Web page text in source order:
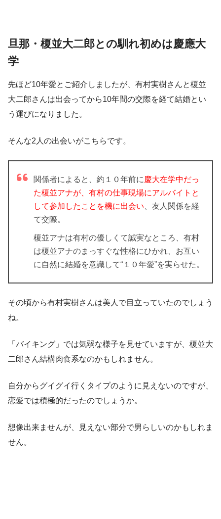
旦那・榎並大二郎との馴れ初めは慶應大
学
先ほど10年愛とご紹介しましたが、有村実樹さんと榎並
大二郎さんは出会ってから10年間の交際を経て結婚とい
う運びになりました。
そんな2人の出会いがこちらです。
関係者によると、約１０年前に 慶大在学中だっ
た榎並アナが、有村の仕事現場にアルバイトと
して参加したことを機に出会い 、友人関係を経
て交際。
榎並アナは有村の優しくて誠実なところ、有村
は榎並アナのまっすぐな性格にひかれ、お互い
に自然に結婚を意識して“１０年愛”を実らせた。
その頃から有村実樹さんは美人で目立っていたのでしょう
ね。
「バイキング」では気弱な様子を見せていますが、榎並大
二郎さん結構肉食系なのかもしれません。
自分からグイグイ行くタイプのように見えないのですが、
恋愛では積極的だったのでしょうか。
想像出来ませんが、見えない部分で男らしいのかもしれま
せん。